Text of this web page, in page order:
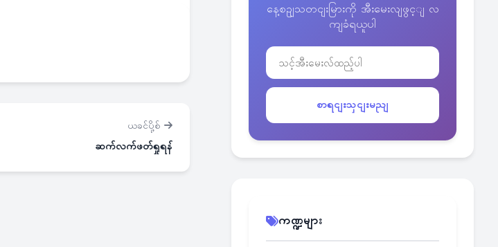
ယခင်ပို့စ်
ဆက်လက်ဖတ်ရှုရန်
နေ့စဥျသတငျးမြားကို အီးမေးလျဖွင့ျ လ
ကျခံရယူပါ
စာရငျးသှငျးမညျ
ကဏ္ဍများ